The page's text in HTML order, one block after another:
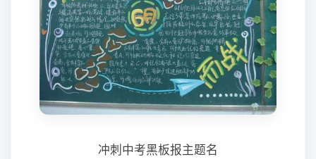
冲刺中考黑板报主题名